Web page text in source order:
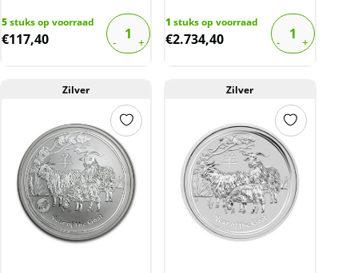
5stuks op voorraad
€117,40
1 stuks op voorraad
€2.734,40
Zilver Zilver